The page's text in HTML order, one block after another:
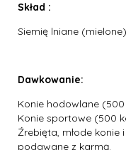
Skład :
Siemię lniane
Dawkowanie:
Konie hodowlane
Konie sportowe (500
Źrebięta, młode konie
podawane z karmą.